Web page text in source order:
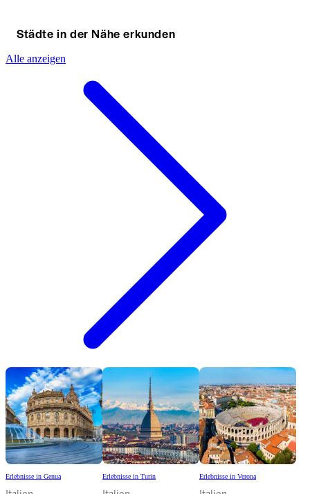
Städte in der Nähe erkunden
Alle anzeigen
Erlebnisse in Genua Erlebnisse in Turin Erlebnisse in Verona